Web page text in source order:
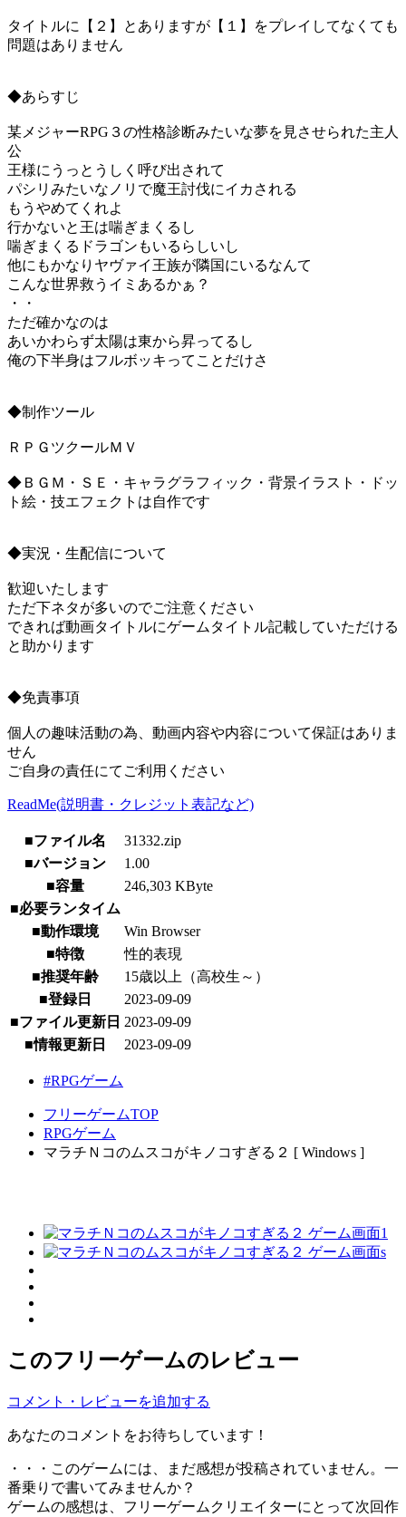
タイトルに【２】とありますが【１】をプレイしてなくても
問題はありません
◆あらすじ
某メジャーRPG３の性格診断みたいな夢を見させられた主人
公
王様にうっとうしく呼び出されて
パシリみたいなノリで魔王討伐にイカされる
もうやめてくれよ
行かないと王は喘ぎまくるし
喘ぎまくるドラゴンもいるらしいし
他にもかなりヤヴァイ王族が隣国にいるなんて
こんな世界救うイミあるかぁ？
・・
ただ確かなのは
あいかわらず太陽は東から昇ってるし
俺の下半身はフルボッキってことだけさ
◆制作ツール
ＲＰＧツクールＭＶ
◆ＢＧＭ・ＳＥ・キャラグラフィック・背景イラスト・ドッ
ト絵・技エフェクトは自作です
◆実況・生配信について
歓迎いたします
ただ下ネタが多いのでご注意ください
できれば動画タイトルにゲームタイトル記載していただける
と助かります
◆免責事項
個人の趣味活動の為、動画内容や内容について保証はありま
せん
ご自身の責任にてご利用ください
ReadMe(説明書・クレジット表記など)
■ファイル名
31332.zip
■バージョン
1.00
■容量
246,303 KByte
■必要ランタイム
■動作環境
Win Browser
■特徴
性的表現
■推奨年齢
15歳以上（高校生～）
■登録日
2023-09-09
■ファイル更新日 2023-09-09
■情報更新日
2023-09-09
#RPGゲーム
フリーゲームTOP
RPGゲーム
マラチＮコのムスコがキノコすぎる２ [ Windows ]
このフリーゲームのレビュー
コメント・レビューを追加する
あなたのコメントをお待ちしています！
・・・このゲームには、まだ感想が投稿されていません。一
番乗りで書いてみませんか？
ゲームの感想は、フリーゲームクリエイターにとって次回作